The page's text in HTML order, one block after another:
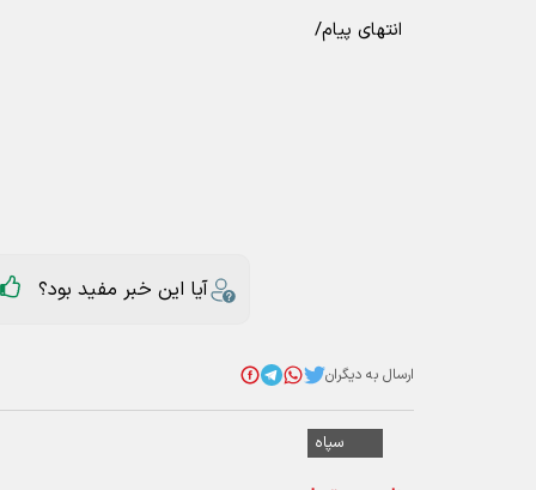
انتهای پیام/
معرفی سردار عظمایی به عنوان فرمانده